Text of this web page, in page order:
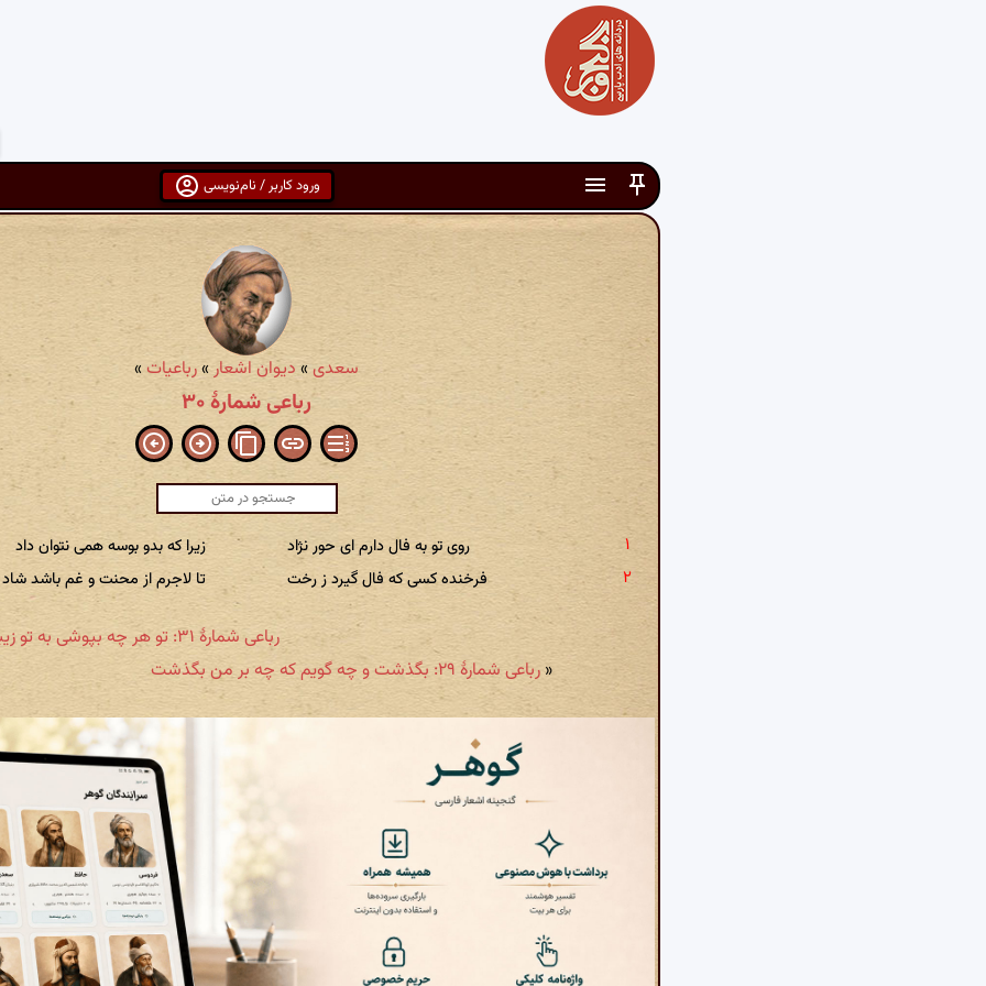
ورود کاربر / نام‌نویسی
سعدی » دیوان اشعار»رباعیات»
رباعی شمارهٔ ۳۰
روی تو به فال دارم ای حور نژاد
زیرا که بدو بوسه همی نتوان داد
فرخنده کسی که فال گیرد ز رخت
تا لاجرم از محنت و غم باشد شاد
رباعی شمارهٔ ۳۱: تو هر چه بپوشی به تو زیبا گردد
« رباعی شمارهٔ ۲۹: بگذشت و چه گویم که چه بر من بگذشت